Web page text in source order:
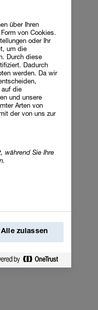
über Ihren
von Cookies.
oder Ihr
um die
Durch diese
Dadurch
werden. Da wir
die
und unsere
Arten von
der von uns zur
während Sie Ihre
Alle zulassen